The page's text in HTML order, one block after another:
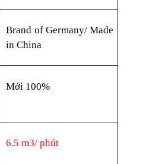
Brand of Germany/ Made
in China
Mới 100%
6.5 m3/ phút